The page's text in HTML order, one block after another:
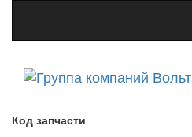
Код запчасти